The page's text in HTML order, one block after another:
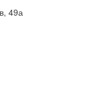
49а